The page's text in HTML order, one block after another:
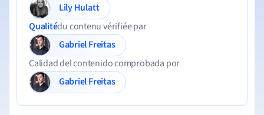
Lily Hulatt
Qualitédu contenu vérifiée par
Gabriel Freitas
Calidad del contenido comprobada por
Gabriel Freitas